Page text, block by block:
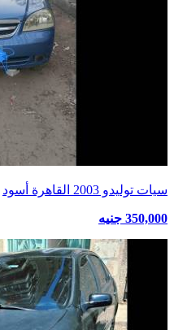
سيات توليدو 2003 القاهرة أسود
350,000 جنيه